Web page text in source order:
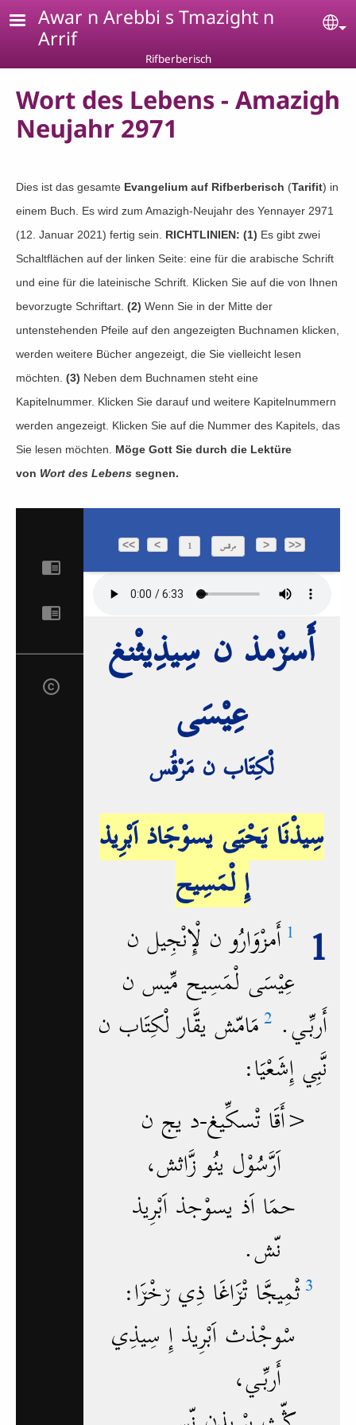
Skip to main content
Awar n Arebbi s Tmazight n
Arrif
Rifberberisch
Wort des Lebens - Amazigh
Neujahr 2971
Dies ist das gesamte Evangelium auf Rifberberisch (Tarifit) in
einem Buch. Es wird zum Amazigh-Neujahr des Yennayer 2971
(12. Januar 2021) fertig sein. RICHTLINIEN: (1) Es gibt zwei
Schaltflächen auf der linken Seite: eine für die arabische Schrift
und eine für die lateinische Schrift. Klicken Sie auf die von Ihnen
bevorzugte Schriftart. (2) Wenn Sie in der Mitte der
untenstehenden Pfeile auf den angezeigten Buchnamen klicken,
werden weitere Bücher angezeigt, die Sie vielleicht lesen
möchten. (3) Neben dem Buchnamen steht eine
Kapitelnummer. Klicken Sie darauf und weitere Kapitelnummern
werden angezeigt. Klicken Sie auf die Nummer des Kapitels, das
Sie lesen möchten. Möge Gott Sie durch die Lektüre
von Wort des Lebens segnen.